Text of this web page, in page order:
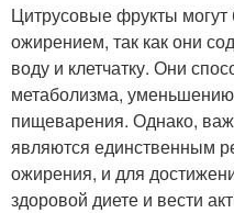
Цитрусовые фрукты
ожирением, так как они
воду и клетчатку. Они
метаболизма,
пищеварения. Однако,
являются единственным
ожирения, и для
здоровой диете и вести